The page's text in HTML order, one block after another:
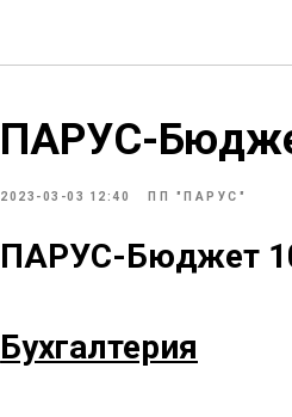
ПАРУС-
2023-03-03 12:40 ПП "ПАРУС"
ПАРУС-Бюджет
Бухгалтерия